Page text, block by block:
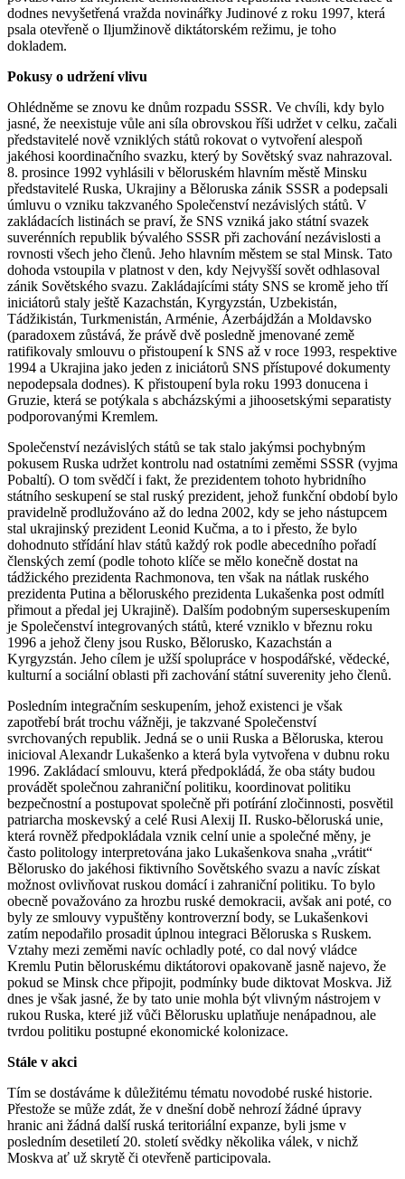
dodnes nevyšetřená vražda novinářky Judinové z roku 1997, která
psala otevřeně o Iljumžinově diktátorském režimu, je toho
dokladem.
Pokusy o udržení vlivu
Ohlédněme se znovu ke dnům rozpadu SSSR. Ve chvíli, kdy bylo
jasné, že neexistuje vůle ani síla obrovskou říši udržet v celku, začali
představitelé nově vzniklých států rokovat o vytvoření alespoň
jakéhosi koordinačního svazku, který by Sovětský svaz nahrazoval.
8. prosince 1992 vyhlásili v běloruském hlavním městě Minsku
představitelé Ruska, Ukrajiny a Běloruska zánik SSSR a podepsali
úmluvu o vzniku takzvaného Společenství nezávislých států. V
zakládacích listinách se praví, že SNS vzniká jako státní svazek
suverénních republik bývalého SSSR při zachování nezávislosti a
rovnosti všech jeho členů. Jeho hlavním městem se stal Minsk. Tato
dohoda vstoupila v platnost v den, kdy Nejvyšší sovět odhlasoval
zánik Sovětského svazu. Zakládajícími státy SNS se kromě jeho tří
iniciátorů staly ještě Kazachstán, Kyrgyzstán, Uzbekistán,
Tádžikistán, Turkmenistán, Arménie, Ázerbájdžán a Moldavsko
(paradoxem zůstává, že právě dvě posledně jmenované země
ratifikovaly smlouvu o přistoupení k SNS až v roce 1993, respektive
1994 a Ukrajina jako jeden z iniciátorů SNS přístupové dokumenty
nepodepsala dodnes). K přistoupení byla roku 1993 donucena i
Gruzie, která se potýkala s abcházskými a jihoosetskými separatisty
podporovanými Kremlem.
Společenství nezávislých států se tak stalo jakýmsi pochybným
pokusem Ruska udržet kontrolu nad ostatními zeměmi SSSR (vyjma
Pobaltí). O tom svědčí i fakt, že prezidentem tohoto hybridního
státního seskupení se stal ruský prezident, jehož funkční období bylo
pravidelně prodlužováno až do ledna 2002, kdy se jeho nástupcem
stal ukrajinský prezident Leonid Kučma, a to i přesto, že bylo
dohodnuto střídání hlav států každý rok podle abecedního pořadí
členských zemí (podle tohoto klíče se mělo konečně dostat na
tádžického prezidenta Rachmonova, ten však na nátlak ruského
prezidenta Putina a běloruského prezidenta Lukašenka post odmítl
přimout a předal jej Ukrajině). Dalším podobným superseskupením
je Společenství integrovaných států, které vzniklo v březnu roku
1996 a jehož členy jsou Rusko, Bělorusko, Kazachstán a
Kyrgyzstán. Jeho cílem je užší spolupráce v hospodářské, vědecké,
kulturní a sociální oblasti při zachování státní suverenity jeho členů.
Posledním integračním seskupením, jehož existenci je však
zapotřebí brát trochu vážněji, je takzvané Společenství
svrchovaných republik. Jedná se o unii Ruska a Běloruska, kterou
inicioval Alexandr Lukašenko a která byla vytvořena v dubnu roku
1996. Zakládací smlouvu, která předpokládá, že oba státy budou
provádět společnou zahraniční politiku, koordinovat politiku
bezpečnostní a postupovat společně při potírání zločinnosti, posvětil
patriarcha moskevský a celé Rusi Alexij II. Rusko-běloruská unie,
která rovněž předpokládala vznik celní unie a společné měny, je
často politology interpretována jako Lukašenkova snaha „vrátit“
Bělorusko do jakéhosi fiktivního Sovětského svazu a navíc získat
možnost ovlivňovat ruskou domácí i zahraniční politiku. To bylo
obecně považováno za hrozbu ruské demokracii, avšak ani poté, co
byly ze smlouvy vypuštěny kontroverzní body, se Lukašenkovi
zatím nepodařilo prosadit úplnou integraci Běloruska s Ruskem.
Vztahy mezi zeměmi navíc ochladly poté, co dal nový vládce
Kremlu Putin běloruskému diktátorovi opakovaně jasně najevo, že
pokud se Minsk chce připojit, podmínky bude diktovat Moskva. Již
dnes je však jasné, že by tato unie mohla být vlivným nástrojem v
rukou Ruska, které již vůči Bělorusku uplatňuje nenápadnou, ale
tvrdou politiku postupné ekonomické kolonizace.
Stále v akci
Tím se dostáváme k důležitému tématu novodobé ruské historie.
Přestože se může zdát, že v dnešní době nehrozí žádné úpravy
hranic ani žádná další ruská teritoriální expanze, byli jsme v
posledním desetiletí 20. století svědky několika válek, v nichž
Moskva ať už skrytě či otevřeně participovala.